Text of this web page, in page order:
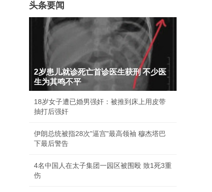
头条要闻
2岁患儿就诊死亡首诊医生获刑 不少医
生为其鸣不平
18岁女子遭已婚男强奸：被推到床上用皮带
抽打后强奸
伊朗总统被指28次"逼宫"最高领袖 穆杰塔巴
下最后警告
4名中国人在太子集团一园区被围殴 致1死3重
伤